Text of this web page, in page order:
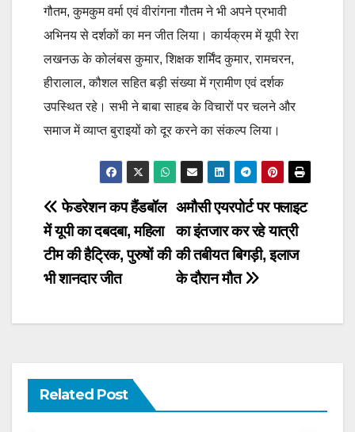
गौतम, कुमकुम वर्मा एवं वीरांगना गौतम ने भी अपने प्रभावी
अभिनय से दर्शकों का मन जीत लिया। कार्यक्रम में यूपी रेरा
लखनऊ के कोलंबस कुमार, शिक्षक शर्मिंद कुमार, रामचरन,
हीरालाल, कौशल सहित बड़ी संख्या में ग्रामीण एवं दर्शक
उपस्थित रहे। सभी ने बाबा साहब के विचारों पर चलने और
समाज में व्याप्त बुराइयों को दूर करने का संकल्प लिया।
Post
navigation
अमौसी एयरपोर्ट पर फ्लाइट
का इंतजार कर रहे यात्री
की तबीयत बिगड़ी, इलाज
के दौरान मौत
फेडरेशन कप हैंडबॉल
में यूपी का दबदबा, महिला
टीम की हैट्रिक, पुरुषों की
भी शानदार जीत
Related Post